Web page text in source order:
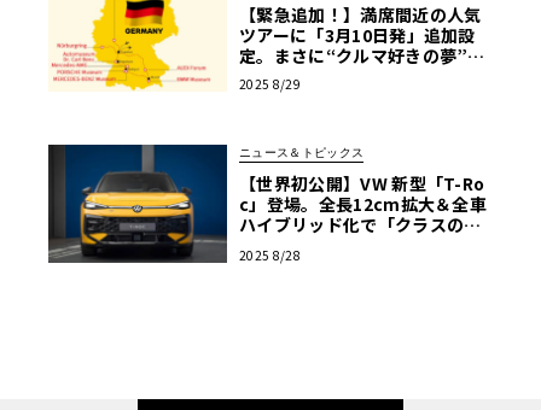
【緊急追加！】満席間近の人気
ツアーに「3月10日発」追加設
定。まさに“クルマ好きの夢”。
ニュル、AMG本社、ポルシェ博
物館…ドイツ自動車「聖地巡
2025 8/29
ニュース＆トピックス
【世界初公開】VW 新型「T-Ro
c」登場。全長12cm拡大＆全車
ハイブリッド化で「クラスの基
2025 8/28